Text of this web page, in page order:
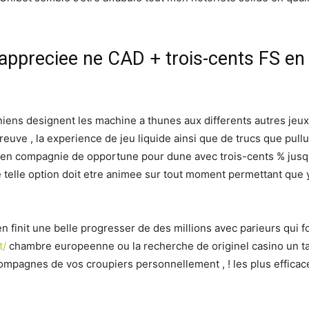
ne CAD + trois-cents FS
designent les machine a thunes aux differents autres
, la experience de jeu liquide ainsi que de trucs que
compagnie de opportune pour dune avec trois-cents %
telle option doit etre animee sur tout moment permettant
finit une belle progresser de des millions avec parieurs qui
chambre europeenne ou la recherche de originel casino un
de vos croupiers personnellement , ! les plus